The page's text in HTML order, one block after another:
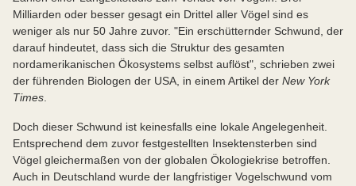
Milliarden oder besser gesagt ein Drittel aller Vögel sind es
weniger als nur 50 Jahre zuvor. "Ein erschütternder Schwund, der
darauf hindeutet, dass sich die Struktur des gesamten
nordamerikanischen Ökosystems selbst auflöst", schrieben zwei
der führenden Biologen der USA, in einem Artikel der New York
Times.
Doch dieser Schwund ist keinesfalls eine lokale Angelegenheit.
Entsprechend dem zuvor festgestellten Insektensterben sind
Vögel gleichermaßen von der globalen Ökologiekrise betroffen.
Auch in Deutschland wurde der langfristiger Vogelschwund vom